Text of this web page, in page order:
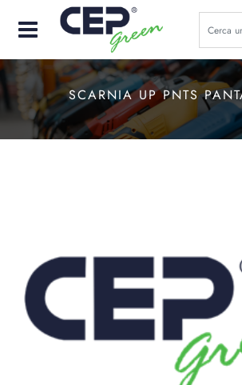
Open
SCARNIA UP PNTS